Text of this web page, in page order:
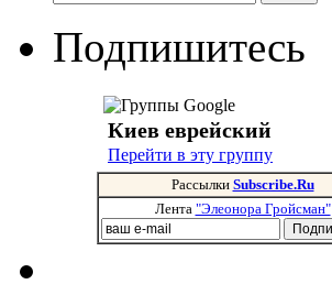
Подпишитесь
Киев еврейский
Перейти в эту группу
Рассылки Subscribe.Ru
Лента "Элеонора Гройсман"